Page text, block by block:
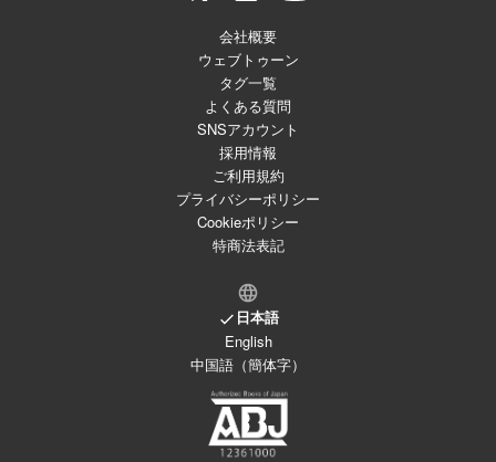
会社概要
ウェブトゥーン
タグ一覧
よくある質問
SNSアカウント
採用情報
ご利用規約
プライバシーポリシー
Cookieポリシー
特商法表記
日本語
English
中国語（簡体字）